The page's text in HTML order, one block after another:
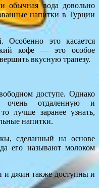
обычная вода довольно
напитки в Турции
это касается
кофе — это особое
вкусную трапезу.
доступе. Однако
очень отдаленную и
лучше заранее узнать,
напитки.
сделанный на основе
его называют молоком
и джин также доступны и